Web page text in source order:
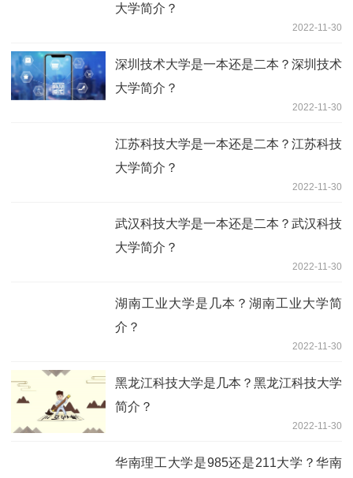
大学简介？
2022-11-30
深圳技术大学是一本还是二本？深圳技术
大学简介？
2022-11-30
江苏科技大学是一本还是二本？江苏科技
大学简介？
2022-11-30
武汉科技大学是一本还是二本？武汉科技
大学简介？
2022-11-30
湖南工业大学是几本？湖南工业大学简
介？
2022-11-30
黑龙江科技大学是几本？黑龙江科技大学
简介？
2022-11-30
华南理工大学是985还是211大学？华南